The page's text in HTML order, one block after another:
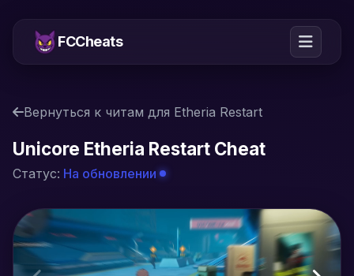
FCCheats
Вернуться к читам для Etheria Restart
Unicore Etheria Restart Cheat
Статус: На обновлении